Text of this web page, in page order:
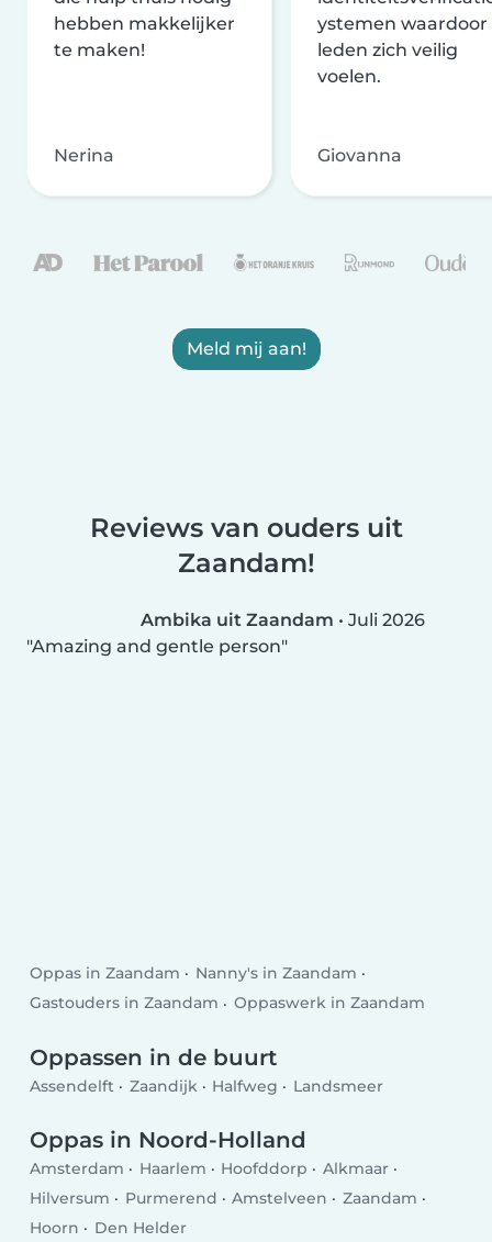
hebben makkelijker
te maken!
Nerina
ystemen waardoor
leden zich veilig
voelen.
Giovanna
Meld mij aan!
Reviews van ouders uit
Zaandam!
Ambika uit Zaandam • Juli 2026
Amazing and gentle person
Oppas in Zaandam
Nanny's in Zaandam
Gastouders in Zaandam
Oppaswerk in Zaandam
Oppassen in de buurt
Assendelft Zaandijk Halfweg Landsmeer
Oppas in Noord-Holland
Amsterdam Haarlem Hoofddorp
Alkmaar
Hilversum
Purmerend Amstelveen
Zaandam
Hoorn
Den Helder